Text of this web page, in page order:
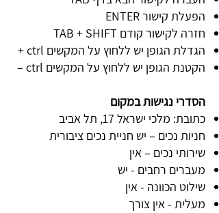
הפעלת קישור ENTER
חזרה לקישור קודם TAB + SHIFT
הגדלת הגופן יש ללחוץ על המקשים ctrl +
הקטנת הגופן יש ללחוץ על המקשים ctrl –
הסדרי נגישות במקום
כתובת: מלכי ישראל 17, תל אביב
חניות נכים – יש חניית נכים ציבורית
שירותי נכים – אין
מעברים רחבים - יש
שילוט הכוונה - אין
מעלית - אין צורך